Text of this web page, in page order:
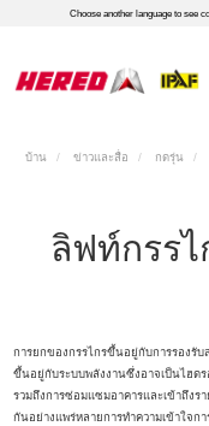
Choose another language to see
บ้าน ข่าวและสื่อ กดรุ่น
ลิฟท์กรรไ
การยกของกรรไกรขึ้นอยู่กับการรองรับ
ขึ้นอยู่กับระบบพลังงานซึ่งอาจเป็นไฮด
รวมถึงการซ่อมแซมอาคารและเข้าถึง
กันอย่างแพร่หลายการทำความเข้าใจ